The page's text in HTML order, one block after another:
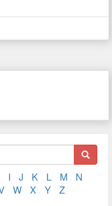
I J K L M
N
W X Y Z